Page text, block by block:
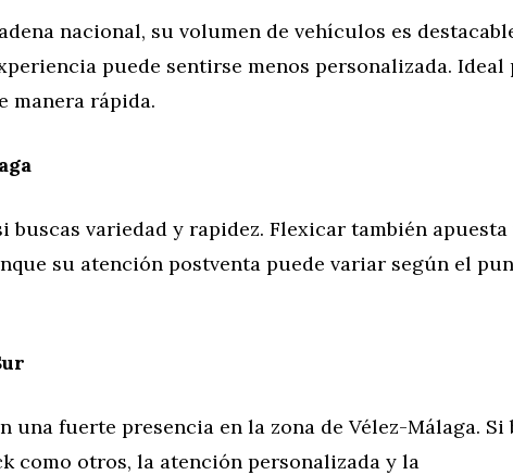
nacional, su volumen de vehículos es
puede sentirse menos personalizada. Ideal
manera rápida.
buscas variedad y rapidez. Flexicar también
su atención postventa puede variar según el
una fuerte presencia en la zona de Vélez-Málaga. Si
como otros, la atención personalizada y la